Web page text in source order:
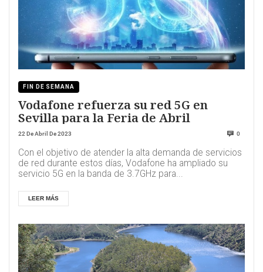
FIN DE SEMANA
Vodafone refuerza su red 5G en
Sevilla para la Feria de Abril
22 De Abril De 2023 0
Con el objetivo de atender la alta demanda de servicios
de red durante estos días, Vodafone ha ampliado su
servicio 5G en la banda de 3.7GHz para...
LEER MÁS